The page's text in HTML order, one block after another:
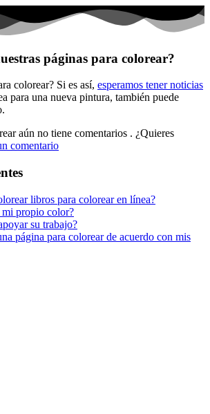
páginas para colorear?
colorear? Si es así, esperamos tener noticias
para una nueva pintura, también puede
aún no tiene comentarios . ¿Quieres
comentario
libros para colorear en línea?
propio color?
su trabajo?
página para colorear de acuerdo con mis